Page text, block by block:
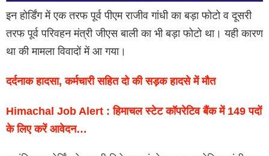
इन होर्डिंग में एक तरफ पूर्व पीएम राजीव गांधी का बड़ा फोटो व दूसरी
तरफ पूर्व परिवहन मंत्री जीएस बाली का भी बड़ा फोटो था। यही कारण
था की मामला विवादों में आ गया।
दर्दनाक हादसा, कर्मचारी सहित दो की सड़क हादसे में मौत
Himachal Job Alert : हिमाचल स्टेट कॉपरेटिव बैंक में 149 पदों
के लिए करें आवेदन…